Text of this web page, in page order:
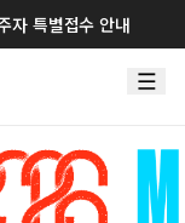
자 특별접수 안내